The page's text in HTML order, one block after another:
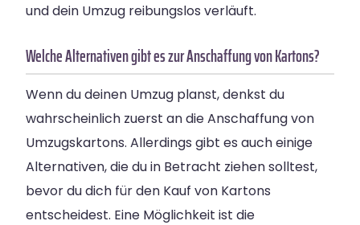
und dein Umzug reibungslos verläuft.
Welche Alternativen gibt es zur Anschaffung von Kartons?
Wenn du deinen Umzug planst, denkst du
wahrscheinlich zuerst an die Anschaffung von
Umzugskartons. Allerdings gibt es auch einige
Alternativen, die du in Betracht ziehen solltest,
bevor du dich für den Kauf von Kartons
entscheidest. Eine Möglichkeit ist die